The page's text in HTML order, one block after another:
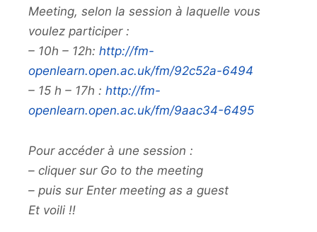
Meeting, selon la session à laquelle vous
voulez participer :
– 10h – 12h: http://fm-
openlearn.open.ac.uk/fm/92c52a-6494
– 15 h – 17h : http://fm-
openlearn.open.ac.uk/fm/9aac34-6495
Pour accéder à une session :
– cliquer sur Go to the meeting
– puis sur Enter meeting as a guest
Et voili !!